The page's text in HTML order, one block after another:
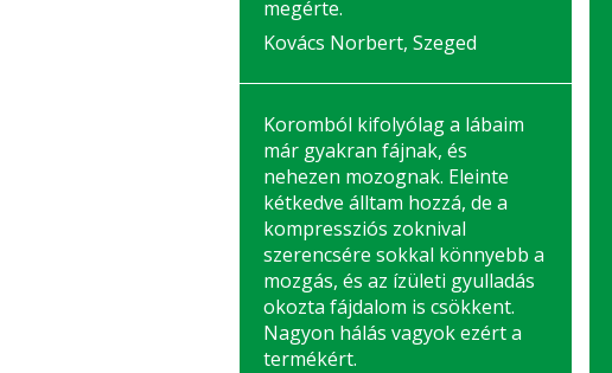
megérte.
Kovács Norbert, Szeged
Koromból kifolyólag a lábaim
már gyakran fájnak, és
nehezen mozognak. Eleinte
kétkedve álltam hozzá, de a
kompressziós zoknival
szerencsére sokkal könnyebb a
mozgás, és az ízületi gyulladás
okozta fájdalom is csökkent.
Nagyon hálás vagyok ezért a
termékért.